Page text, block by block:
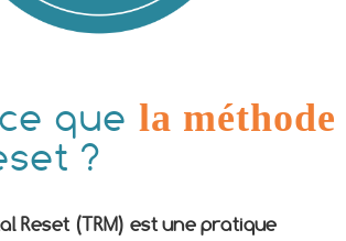
que la méthode
?
Reset (TRM) est une pratique